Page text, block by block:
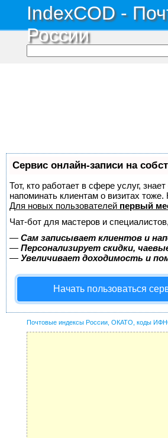
IndexCOD -
России
Сервис онлайн-записи на
Тот, кто работает в сфере услуг,
напоминать клиентам о визитах
Для новых пользователей первый
Чат-бот для мастеров и
— Сам записывает клиентов и
— Персонализирует скидки,
— Увеличивает доходимость и
Начать пользоваться
Почтовые индексы России, ОКАТО, коды